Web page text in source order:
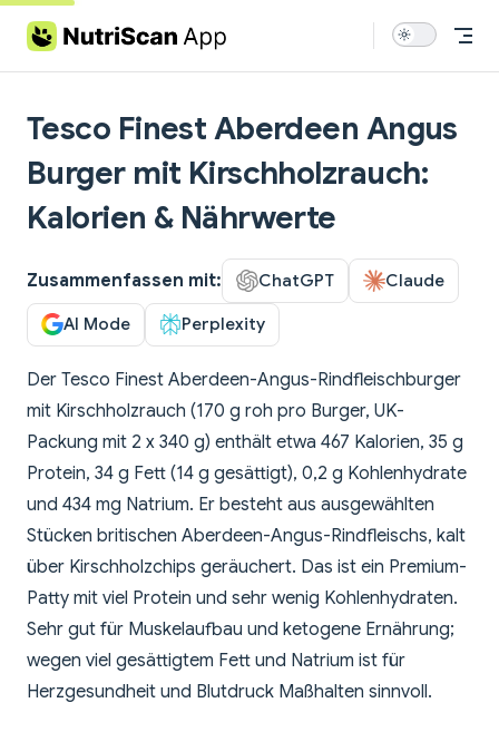
Skip to content
Tesco Finest Aberdeen Angus
Burger mit Kirschholzrauch:
Kalorien & Nährwerte
Zusammenfassen mit: ChatGPT Claude
AI Mode Perplexity
Der Tesco Finest Aberdeen-Angus-Rindfleischburger
mit Kirschholzrauch (170 g roh pro Burger, UK-
Packung mit 2 x 340 g) enthält etwa 467 Kalorien, 35 g
Protein, 34 g Fett (14 g gesättigt), 0,2 g Kohlenhydrate
und 434 mg Natrium. Er besteht aus ausgewählten
Stücken britischen Aberdeen-Angus-Rindfleischs, kalt
über Kirschholzchips geräuchert. Das ist ein Premium-
Patty mit viel Protein und sehr wenig Kohlenhydraten.
Sehr gut für Muskelaufbau und ketogene Ernährung;
wegen viel gesättigtem Fett und Natrium ist für
Herzgesundheit und Blutdruck Maßhalten sinnvoll.